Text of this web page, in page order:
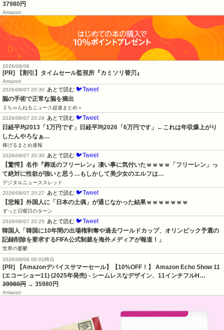
37980円
Amazon
2026/08/08
[PR] 【割引】タイムセール監視所『カミソリ替刃』
Amazon
2026/08/07 20:30
あとで読む 🐦Tweet
脳の手術で正常な脳を摘出
２ちゃんねるニュース超速まとめ＋
2026/08/07 20:29
あとで読む 🐦Tweet
日経平均2013「1万円です」日経平均2026「6万円です」←これは年収爆上がり
したんやろなぁ…
稼げるまとめ速報
2026/08/07 20:30
あとで読む 🐦Tweet
【驚愕】名作『葬送のフリーレン』凄い事に気付いたｗｗｗｗ「フリーレン」っ
て絶対に性欲が強いと思う…もしかして美少女のエルフは…
デジタルニューススレッド
2026/08/07 20:27
あとで読む 🐦Tweet
【悲報】外国人に「日本の土偶」が通じなかった結果ｗｗｗｗｗｗｗ
ずっと日曜日のターン
2026/08/07 20:25
あとで読む 🐦Tweet
韓国人「韓国に10年間の出場権剥奪や過去ワールドカップ、オリンピック予選の
記録削除を要求するFIFA公式制裁を海外メディアが報道！」
世界の憂鬱
2026/08/08 00:01時点
[PR] 【Amazonデバイスサマーセール】【10%OFF！】 Amazon Echo Show 11
(エコーショー11) (2025年発売) - シームレスなデザイン、11インチフルH…
39980円 → 35980円
Amazon